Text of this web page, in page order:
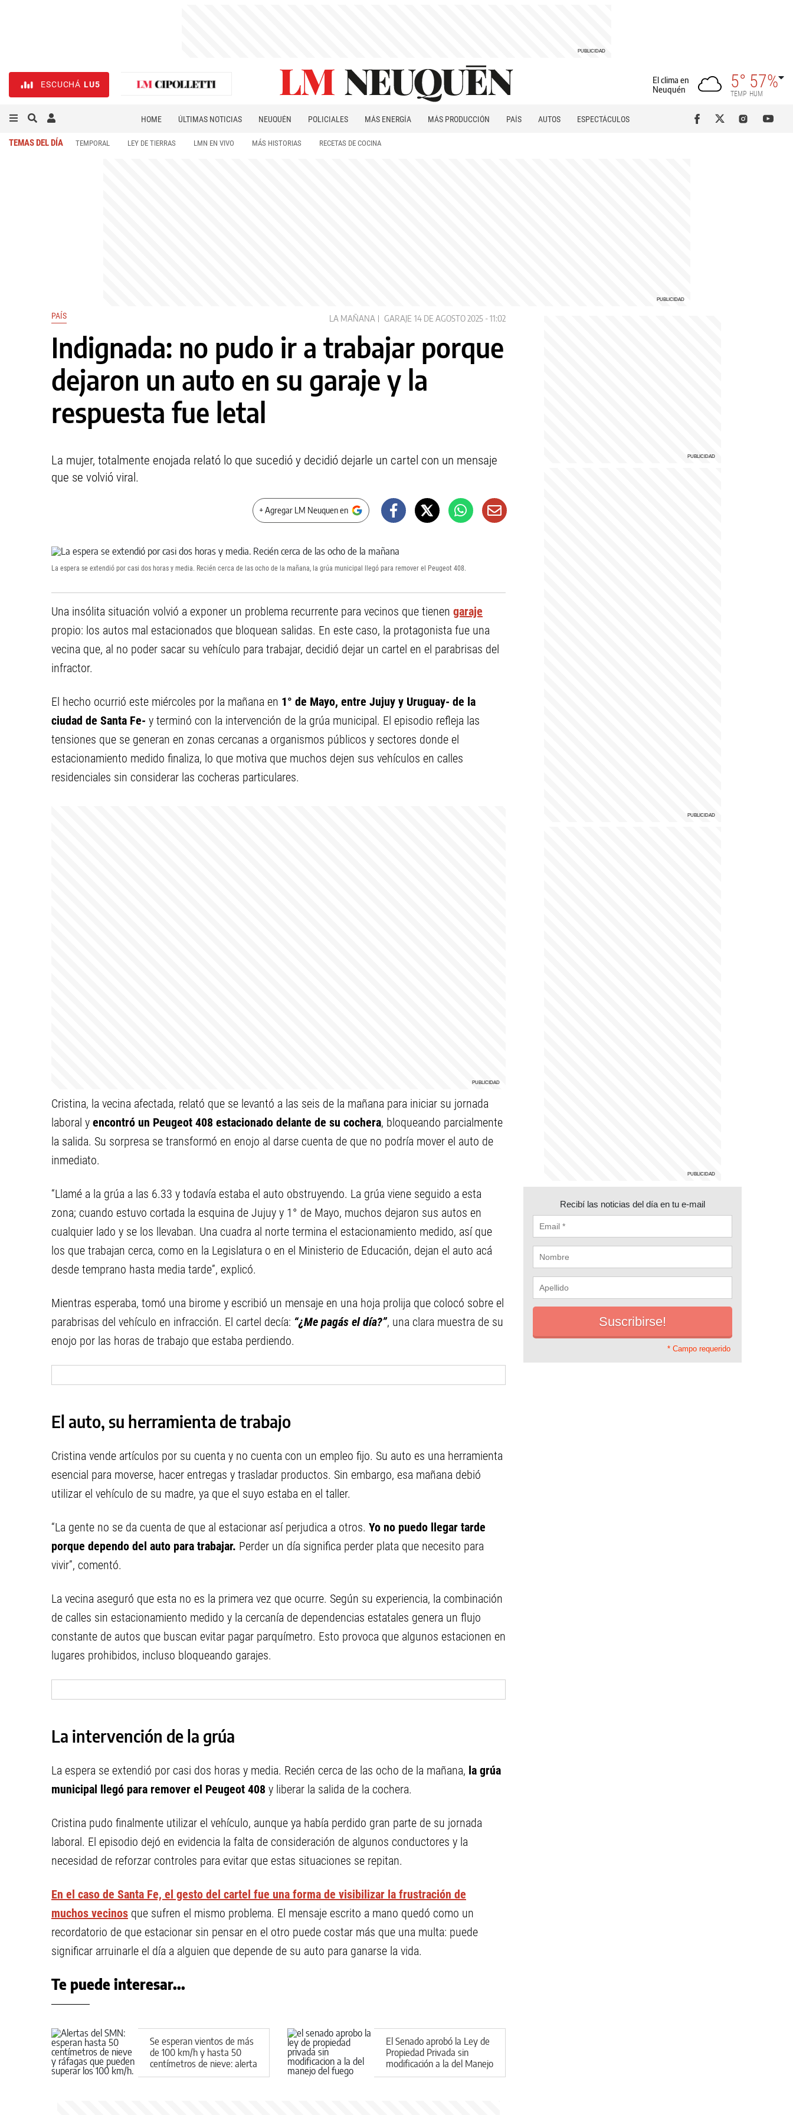
ESCUCHÁ LU5
El clima en
Neuquén
5°
TEMP
57%
HUM
HOME ÚLTIMAS NOTICIAS NEUQUÉN POLICIALES MÁS ENERGÍA MÁS PRODUCCIÓN PAÍS AUTOS
ESPECTÁCULOS
TEMAS DEL DÍA TEMPORAL LEY DE TIERRAS LMN EN VIVO MÁS HISTORIAS RECETAS DE COCINA
PAÍS LA MAÑANA GARAJE 14 DE AGOSTO 2025 - 11:02
Indignada: no pudo ir a trabajar porque
dejaron un auto en su garaje y la
respuesta fue letal
La mujer, totalmente enojada relató lo que sucedió y decidió dejarle un cartel con un mensaje
que se volvió viral.
+ Agregar LM Neuquen en
La espera se extendió por casi dos horas y media. Recién cerca de las ocho de la mañana, la grúa municipal llegó para remover el Peugeot 408.
Una insólita situación volvió a exponer un problema recurrente para vecinos que tienen garaje
propio: los autos mal estacionados que bloquean salidas. En este caso, la protagonista fue una
vecina que, al no poder sacar su vehículo para trabajar, decidió dejar un cartel en el parabrisas del
infractor.
El hecho ocurrió este miércoles por la mañana en 1° de Mayo, entre Jujuy y Uruguay- de la
ciudad de Santa Fe- y terminó con la intervención de la grúa municipal. El episodio refleja las
tensiones que se generan en zonas cercanas a organismos públicos y sectores donde el
estacionamiento medido finaliza, lo que motiva que muchos dejen sus vehículos en calles
residenciales sin considerar las cocheras particulares.
Cristina, la vecina afectada, relató que se levantó a las seis de la mañana para iniciar su jornada
laboral y encontró un Peugeot 408 estacionado delante de su cochera, bloqueando parcialmente
la salida. Su sorpresa se transformó en enojo al darse cuenta de que no podría mover el auto de
inmediato.
“Llamé a la grúa a las 6.33 y todavía estaba el auto obstruyendo. La grúa viene seguido a esta
zona; cuando estuvo cortada la esquina de Jujuy y 1° de Mayo, muchos dejaron sus autos en
cualquier lado y se los llevaban. Una cuadra al norte termina el estacionamiento medido, así que
los que trabajan cerca, como en la Legislatura o en el Ministerio de Educación, dejan el auto acá
desde temprano hasta media tarde”, explicó.
Mientras esperaba, tomó una birome y escribió un mensaje en una hoja prolija que colocó sobre el
parabrisas del vehículo en infracción. El cartel decía: “¿Me pagás el día?”, una clara muestra de su
enojo por las horas de trabajo que estaba perdiendo.
El auto, su herramienta de trabajo
Cristina vende artículos por su cuenta y no cuenta con un empleo fijo. Su auto es una herramienta
esencial para moverse, hacer entregas y trasladar productos. Sin embargo, esa mañana debió
utilizar el vehículo de su madre, ya que el suyo estaba en el taller.
“La gente no se da cuenta de que al estacionar así perjudica a otros. Yo no puedo llegar tarde
porque dependo del auto para trabajar. Perder un día significa perder plata que necesito para
vivir”, comentó.
La vecina aseguró que esta no es la primera vez que ocurre. Según su experiencia, la combinación
de calles sin estacionamiento medido y la cercanía de dependencias estatales genera un flujo
constante de autos que buscan evitar pagar parquímetro. Esto provoca que algunos estacionen en
lugares prohibidos, incluso bloqueando garajes.
La intervención de la grúa
La espera se extendió por casi dos horas y media. Recién cerca de las ocho de la mañana, la grúa
municipal llegó para remover el Peugeot 408 y liberar la salida de la cochera.
Cristina pudo finalmente utilizar el vehículo, aunque ya había perdido gran parte de su jornada
laboral. El episodio dejó en evidencia la falta de consideración de algunos conductores y la
necesidad de reforzar controles para evitar que estas situaciones se repitan.
En el caso de Santa Fe, el gesto del cartel fue una forma de visibilizar la frustración de
muchos vecinos que sufren el mismo problema. El mensaje escrito a mano quedó como un
recordatorio de que estacionar sin pensar en el otro puede costar más que una multa: puede
significar arruinarle el día a alguien que depende de su auto para ganarse la vida.
Te puede interesar...
Se esperan vientos de más
de 100 km/h y hasta 50
centímetros de nieve: alerta
del SMN
El Senado aprobó la Ley de
Propiedad Privada sin
modificación a la del Manejo
del Fuego
Recibí las noticias del día en tu e-mail
* Campo requerido